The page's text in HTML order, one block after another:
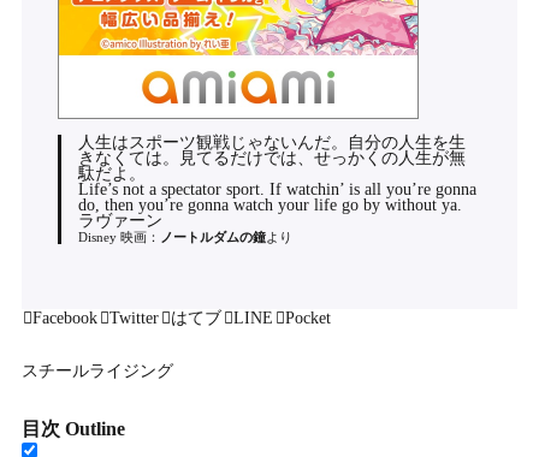
人生はスポーツ観戦じゃないんだ。自分の人生を生
きなくては。見てるだけでは、せっかくの人生が無
駄だよ。
Life’s not a spectator sport. If watchin’ is all you’re gonna
do, then you’re gonna watch your life go by without ya.
ラヴァーン
Disney 映画： ノートルダムの鐘より
Facebook Twitter はてブ LINE Pocket
スチールライジング
目次 Outline